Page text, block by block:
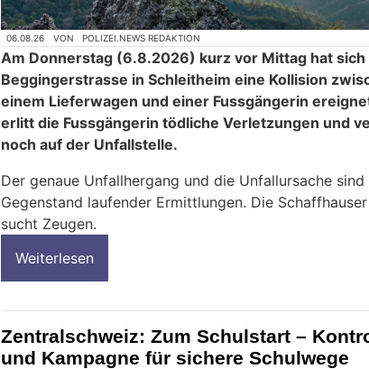
06.08.26 VON POLIZEI.NEWS REDAKTION
Am Donnerstag (6.8.2026) kurz vor Mittag hat sich
Beggingerstrasse in Schleitheim eine Kollision
einem Lieferwagen und einer Fussgängerin
erlitt die Fussgängerin tödliche Verletzungen und
noch auf der Unfallstelle.
Der genaue Unfallhergang und die Unfallursache sind
Gegenstand laufender Ermittlungen. Die
sucht Zeugen.
Weiterlesen
Zentralschweiz: Zum Schulstart –
und Kampagne für sichere Schulwege